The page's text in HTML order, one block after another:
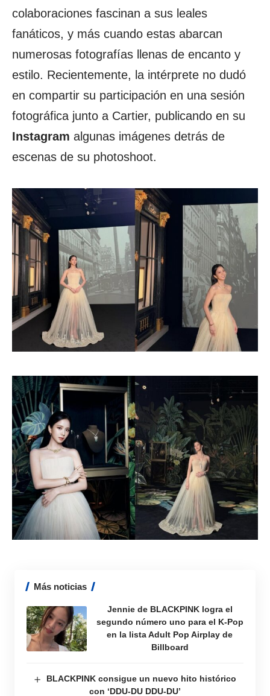
colaboraciones fascinan a sus leales
fanáticos, y más cuando estas abarcan
numerosas fotografías llenas de encanto y
estilo. Recientemente, la intérprete no dudó
en compartir su participación en una sesión
fotográfica junto a Cartier, publicando en su
Instagram algunas imágenes detrás de
escenas de su photoshoot.
Más noticias
Jennie de BLACKPINK logra el
segundo número uno para el K-Pop
en la lista Adult Pop Airplay de
Billboard
BLACKPINK consigue un nuevo hito histórico
con ‘DDU-DU DDU-DU’